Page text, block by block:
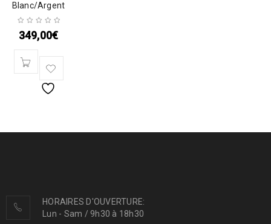
Blanc/Argent
349,00€
HORAIRES D'OUVERTURE:
Lun - Sam / 9h30 à 18h30